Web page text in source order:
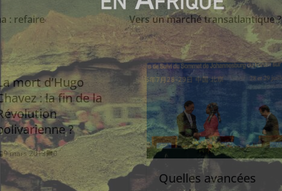
: refaire
Vers un marché transatlantique ?
mort d’Hugo
: la fin de la
?
9 mars 2013 0
Quelles avancées